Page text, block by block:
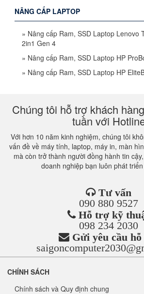
NÂNG CẤP LAPTOP
» Nâng cấp Ram, SSD Laptop Lenovo
2in1 Gen 4
» Nâng cấp Ram, SSD Laptop HP
» Nâng cấp Ram, SSD Laptop HP
Chúng tôi hỗ trợ khách
tuần với
Với hơn 10 năm kinh nghiệm, chúng tôi
vấn đề về máy tính, laptop, máy in, màn
mà còn trở thành người đồng hành tin
doanh nghiệp bạn luôn phát
Tư vấn
090 880 9527
Hỗ trợ kỹ
098 234 2030
Gửi yêu cầu
CHÍNH SÁCH
Chính sách và Quy định chung